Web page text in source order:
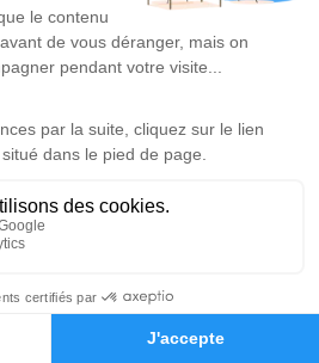
Hommages
Je rends hommage
2024 à 14h30